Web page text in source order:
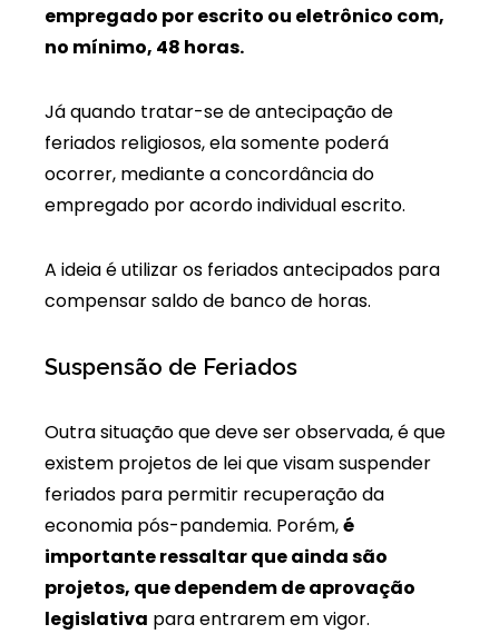
empregado por escrito ou eletrônico com,
no mínimo, 48 horas.
Já quando tratar-se de antecipação de
feriados religiosos, ela somente poderá
ocorrer, mediante a concordância do
empregado por acordo individual escrito.
A ideia é utilizar os feriados antecipados para
compensar saldo de banco de horas.
Suspensão de Feriados
Outra situação que deve ser observada, é que
existem projetos de lei que visam suspender
feriados para permitir recuperação da
economia pós-pandemia. Porém,é
importante ressaltar que ainda são
projetos, que dependem de aprovação
legislativa para entrarem em vigor.